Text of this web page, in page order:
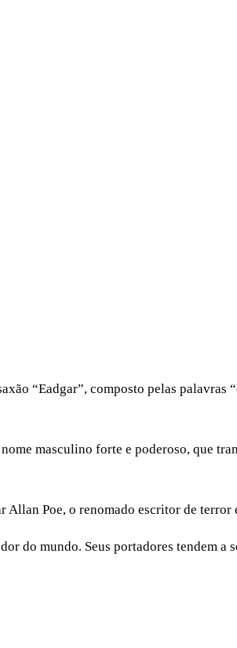
“Eadgar”, composto pelas palavras
masculino forte e poderoso, que
Poe, o renomado escritor de
do mundo. Seus portadores tendem